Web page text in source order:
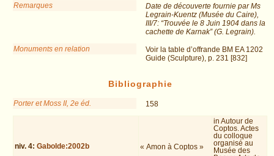
Remarques
Date de découverte fournie par Ms
Legrain-Kuentz (Musée du Caire),
III/7: “Trouvée le 8 Juin 1904 dans la
cachette de Karnak” (G. Legrain).
Monuments en relation
Voir la table d’offrande BM EA 1202
Guide (Sculpture), p. 231 [832]
Bibliographie
Porter et Moss II, 2e éd. 158
niv. 4:Gabolde:2002b « Amon à Coptos »
in Autour de
Coptos. Actes
du colloque
organisé au
Musée des